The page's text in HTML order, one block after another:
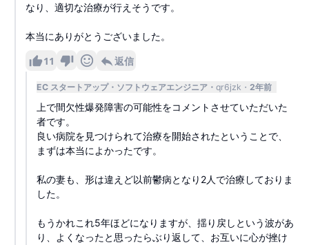
なり、適切な治療が行えそうです。
本当にありがとうございました。
11 返信
EC スタートアップ ソフトウェアエンジニア qr6jzk 2年前
上で間欠性爆発障害の可能性をコメントさせていただいた
者です。
良い病院を見つけられて治療を開始されたということで、
まずは本当によかったです。
私の妻も、形は違えど以前鬱病となり2人で治療しておりま
した。
もうかれこれ5年ほどになりますが、揺り戻しという波があ
り、よくなったと思ったらぶり返して、お互いに心が挫け